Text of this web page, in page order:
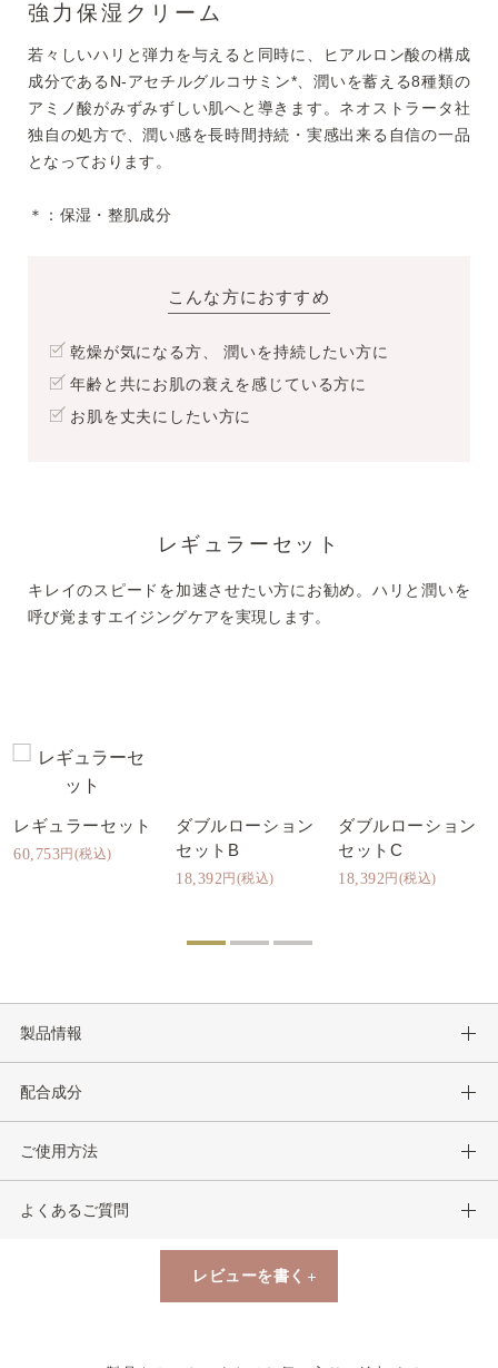
強力保湿クリーム
若々しいハリと弾力を与えると同時に、ヒアルロン酸の構成
成分であるN-アセチルグルコサミン*、潤いを蓄える8種類の
アミノ酸がみずみずしい肌へと導きます。ネオストラータ社
独自の処方で、潤い感を長時間持続・実感出来る自信の一品
となっております。
＊：保湿・整肌成分
こんな方におすすめ
乾燥が気になる方、 潤いを持続したい方に
年齢と共にお肌の衰えを感じている方に
お肌を丈夫にしたい方に
レギュラーセット
キレイのスピードを加速させたい方にお勧め。ハリと潤いを
呼び覚ますエイジングケアを実現します。
レギュラーセット
60,753円(税込)
ダブルローション
セットB
18,392円(税込)
ダブルローション
セットC
18,392円(税込)
製品情報
配合成分
ご使用方法
よくあるご質問
レビューを書く